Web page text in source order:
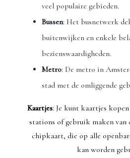
veel populaire gebieden.
Bussen: Het busnetwerk
buitenwijken en enkele
bezienswaardigheden.
Metro: De metro in
stad met de omliggende
Kaartjes: Je kunt kaartjes
stations of gebruik maken van
chipkaart, die op alle
kan worden